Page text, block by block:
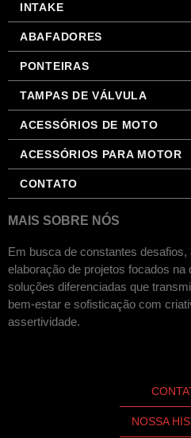
INTAKE
ABAFADORES
PONTEIRAS
TAMPAS DE VÁLVULA
ACESSÓRIOS DE MOTO
ACESSÓRIOS PARA MOTOR
CONTATO
MAIS SOBRE NÓS
Em busca de constantes
elaboração de projetos focados na
soluções diferenciadas que
bem-estar e sofisticação com
assertividade.
NOSSA